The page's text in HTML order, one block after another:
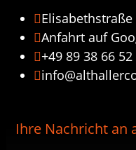

Anfahrt auf
+49 89 38 66 52

Ihre Nachricht an